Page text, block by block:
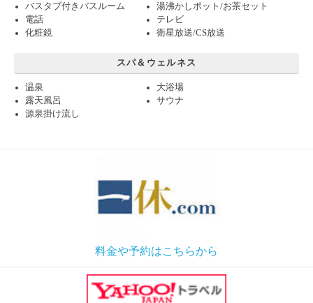
バスタブ付きバスルーム
湯沸かしポット/お茶セット
電話
テレビ
化粧鏡
衛星放送/CS放送
スパ＆ウェルネス
温泉
大浴場
露天風呂
サウナ
源泉掛け流し
料金や予約はこちらから